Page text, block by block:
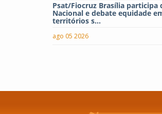
Psat/Fiocruz Brasília participa
Nacional e debate equidade
territórios s...
ago 05 2026